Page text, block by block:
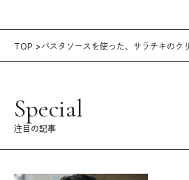
TOP
パスタソースを使った、サラチキのク
Special
注目の記事